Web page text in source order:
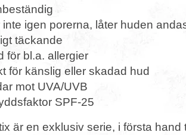
inte igen porerna, låter huden
täckande
för bl.a. allergier
för känslig eller skadad hud
mot UVA/UVB
SPF-25
är en exklusiv serie, i första hand